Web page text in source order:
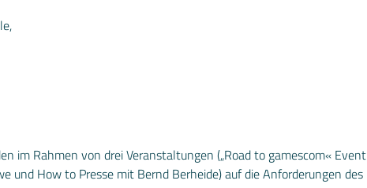
im Rahmen von drei Veranstaltungen („Road to gamescom«
und How to Presse mit Bernd Berheide) auf die Anforderungen